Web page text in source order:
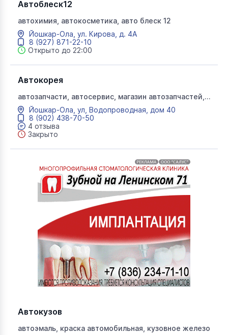
Автоблеск12
автохимия, автокосметика, авто блеск 12
Йошкар-Ола, ул. Кирова, д. 4А
8 (927) 871-22-10
Открыто до 22:00
Автокорея
автозапчасти, автосервис, магазин автозапчастей,
автокорея, запчасти Корея
Йошкар-Ола, ул, Водопроводная, дом 40
8 (902) 438-70-50
4 отзыва
Закрыто
Автокузов
автоэмаль, краска автомобильная, кузовное железо